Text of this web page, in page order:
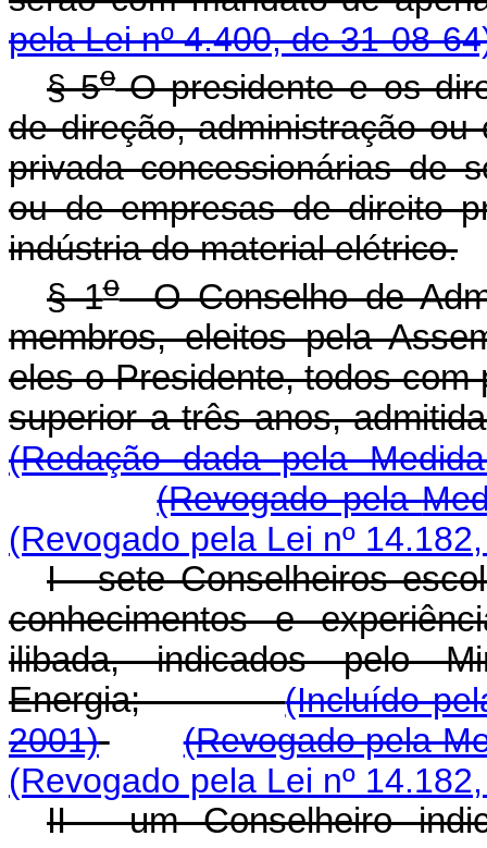
pela Lei nº 4.400, de 31-08-
§ 5oO presidente e os
de direção, administração
privada concessionárias de
ou de empresas de direito
indústria do material elétrico.
§ 1oO Conselho de
membros, eleitos pela
eles o Presidente, todos
superior a três anos,
(Redação dada pela
(Revogado pela
(Revogado pela Lei nº
I - sete Conselheiros
conhecimentos e
ilibada, indicados pelo
Energia;(Incluído
2001)
(Revogado pela
(Revogado pela Lei nº
II - um Conselheiro